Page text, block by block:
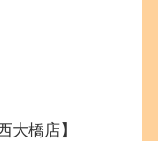
大橋店】